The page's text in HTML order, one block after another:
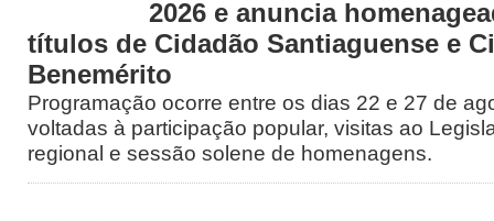
2026 e anuncia
títulos de Cidadão Santiaguense e
Benemérito
Programação ocorre entre os dias 22 e 27 de
voltadas à participação popular, visitas ao
regional e sessão solene de homenagens.